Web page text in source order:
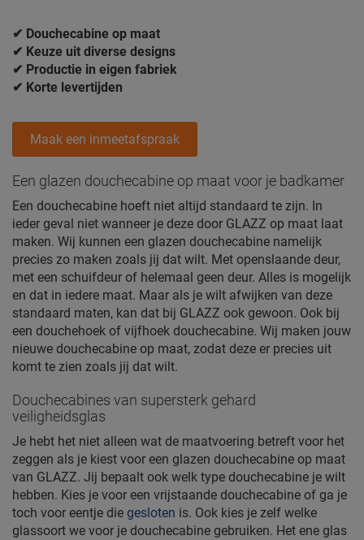
✔ Douchecabine op maat
✔ Keuze uit diverse designs
✔ Productie in eigen fabriek
✔ Korte levertijden
Maak een inmeetafspraak
Een glazen douchecabine op maat voor je badkamer
Een douchecabine hoeft niet altijd standaard te zijn. In
ieder geval niet wanneer je deze door GLAZZ op maat laat
maken. Wij kunnen een glazen douchecabine namelijk
precies zo maken zoals jij dat wilt. Met openslaande deur,
met een schuifdeur of helemaal geen deur. Alles is mogelijk
en dat in iedere maat. Maar als je wilt afwijken van deze
standaard maten, kan dat bij GLAZZ ook gewoon. Ook bij
een douchehoek of vijfhoek douchecabine. Wij maken jouw
nieuwe douchecabine op maat, zodat deze er precies uit
komt te zien zoals jij dat wilt.
Douchecabines van supersterk gehard
veiligheidsglas
Je hebt het niet alleen wat de maatvoering betreft voor het
zeggen als je kiest voor een glazen douchecabine op maat
van GLAZZ. Jij bepaalt ook welk type douchecabine je wilt
hebben. Kies je voor een vrijstaande douchecabine of ga je
toch voor eentje die gesloten is. Ook kies je zelf welke
glassoort we voor je douchecabine gebruiken. Het ene glas